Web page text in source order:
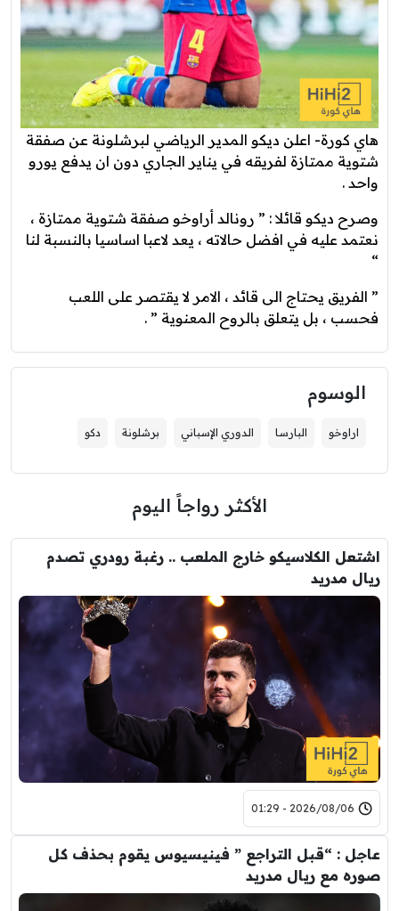
هاي كورة- اعلن ديكو المدير الرياضي لبرشلونة عن صفقة
شتوية ممتازة لفريقه في يناير الجاري دون ان يدفع يورو
واحد .
وصرح ديكو قائلا : ” رونالد أراوخو صفقة شتوية ممتازة ،
نعتمد عليه في افضل حالاته ، يعد لاعبا اساسيا بالنسبة لنا
“
” الفريق يحتاج الى قائد ، الامر لا يقتصر على اللعب
فحسب ، بل يتعلق بالروح المعنوية ” .
الوسوم
اراوخو البارسا الدوري الإسباني برشلونة دكو
الأكثر رواجاً اليوم
اشتعل الكلاسيكو خارج الملعب .. رغبة رودري تصدم
ريال مدريد
2026/08/06 - 01:29
عاجل : “قبل التراجع ” فينيسيوس يقوم بحذف كل
صوره مع ريال مدريد